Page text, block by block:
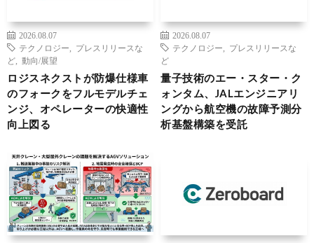
2026.08.07
テクノロジー
プレスリリースな
ど
動向/展望
ロジスネクストが防爆仕様車
のフォークをフルモデルチェ
ンジ、オペレーターの快適性
向上図る
2026.08.07
テクノロジー
プレスリリースな
ど
量子技術のエー・スター・ク
ォンタム、JALエンジニアリ
ングから航空機の故障予測分
析基盤構築を受託